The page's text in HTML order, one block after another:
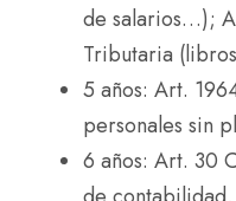
de salarios…);
Tributaria
5 años: Art.
personales sin
6 años: Art. 30